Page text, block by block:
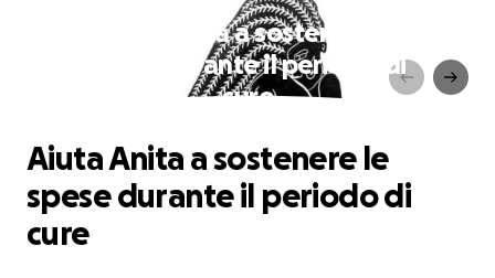
Aiuta Anita a sostenere le
spese durante il periodo di
cure
Aiuta Anita a sostenere le
spese durante il periodo di
cure